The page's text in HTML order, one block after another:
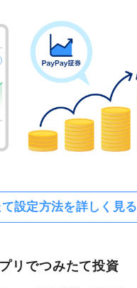
設定方法を詳しく見る
リでつみたて投資